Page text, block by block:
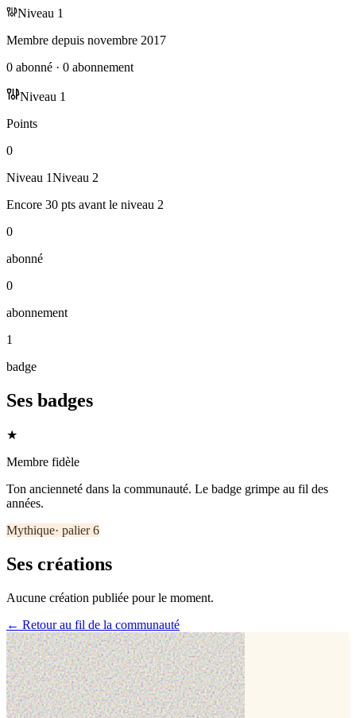
Niveau 1
Membre depuis novembre 2017
0 abonné · 0 abonnement
Niveau 1
Points
0
Niveau 1Niveau 2
Encore 30 pts avant le niveau 2
0
abonné
0
abonnement
1
badge
Ses badges
★
Membre fidèle
Ton ancienneté dans la communauté. Le badge grimpe au fil des
années.
Mythique· palier6
Ses créations
Aucune création publiée pour le moment.
← Retour au fil de la communauté